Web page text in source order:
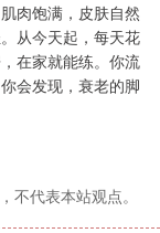
肉饱满，皮肤自然
从今天起，每天花
在家就能练。你流
会发现，衰老的脚
不代表本站观点。